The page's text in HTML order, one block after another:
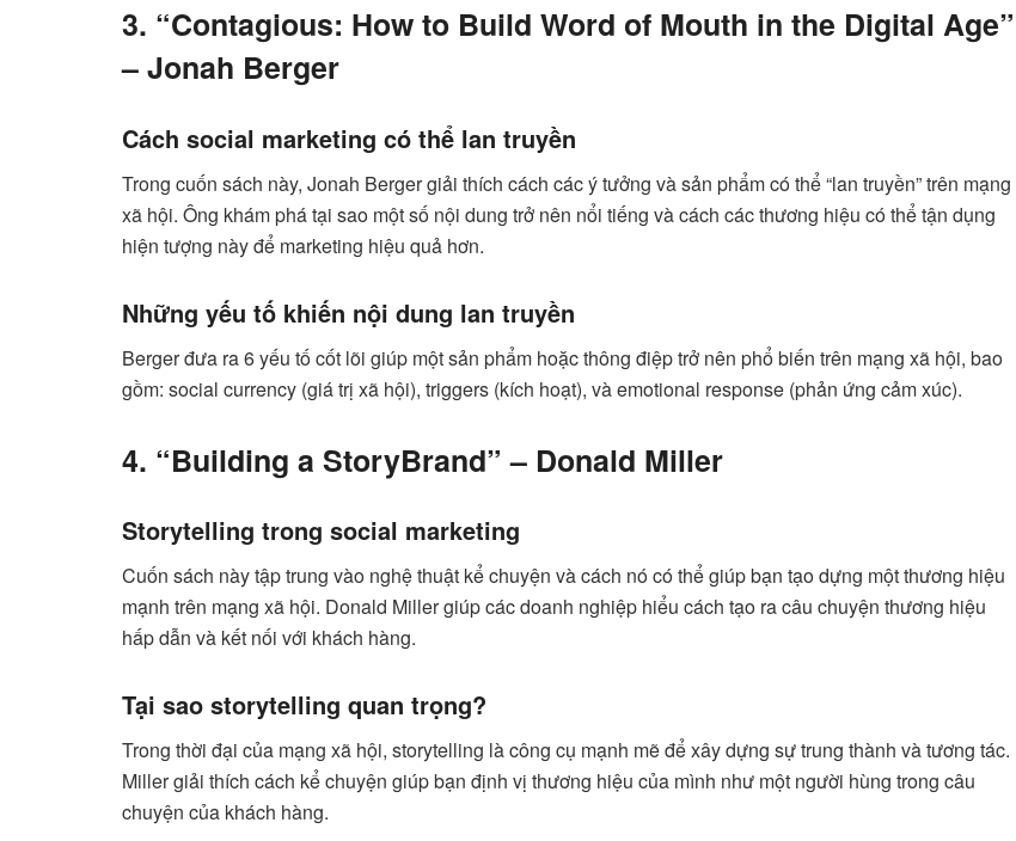
3. “Contagious: How to Build Word of Mouth in the Digital Age”
– Jonah Berger
Cách social marketing có thể lan truyền
Trong cuốn sách này, Jonah Berger giải thích cách các ý tưởng và sản phẩm có thể “lan truyền” trên mạng
xã hội. Ông khám phá tại sao một số nội dung trở nên nổi tiếng và cách các thương hiệu có thể tận dụng
hiện tượng này để marketing hiệu quả hơn.
Những yếu tố khiến nội dung lan truyền
Berger đưa ra 6 yếu tố cốt lõi giúp một sản phẩm hoặc thông điệp trở nên phổ biến trên mạng xã hội, bao
gồm: social currency (giá trị xã hội), triggers (kích hoạt), và emotional response (phản ứng cảm xúc).
4. “Building a StoryBrand” – Donald Miller
Storytelling trong social marketing
Cuốn sách này tập trung vào nghệ thuật kể chuyện và cách nó có thể giúp bạn tạo dựng một thương hiệu
mạnh trên mạng xã hội. Donald Miller giúp các doanh nghiệp hiểu cách tạo ra câu chuyện thương hiệu
hấp dẫn và kết nối với khách hàng.
Tại sao storytelling quan trọng?
Trong thời đại của mạng xã hội, storytelling là công cụ mạnh mẽ để xây dựng sự trung thành và tương tác.
Miller giải thích cách kể chuyện giúp bạn định vị thương hiệu của mình như một người hùng trong câu
chuyện của khách hàng.